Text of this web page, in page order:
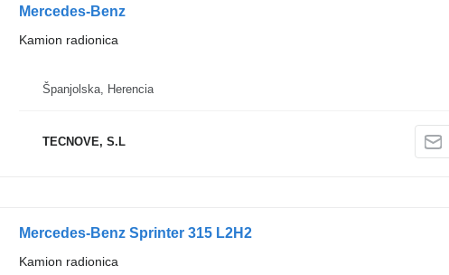
Mercedes-Benz
Kamion radionica
Španjolska, Herencia
TECNOVE, S.L
Mercedes-Benz Sprinter 315 L2H2
Kamion radionica